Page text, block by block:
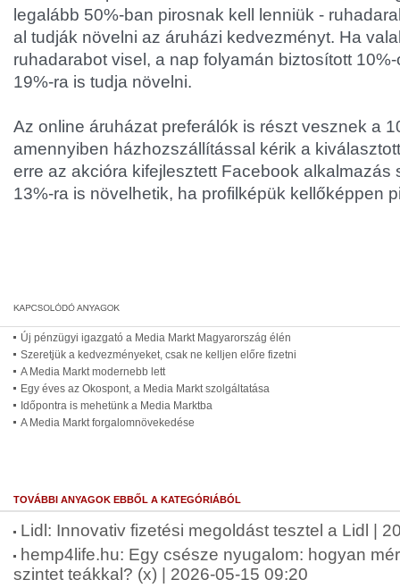
legalább 50%-ban pirosnak kell lenniük -
al tudják növelni az áruházi kedvezményt. Ha
ruhadarabot visel, a nap folyamán biztosított
19%-ra is tudja növelni.
Az online áruházat preferálók is részt vesznek a
amennyiben házhozszállítással kérik a
erre az akcióra kifejlesztett Facebook alkalmazás
13%-ra is növelhetik, ha profilképük kellőképpen
Új pénzügyi igazgató a Media Markt Magyarország élén
Szeretjük a kedvezményeket, csak ne kelljen előre fizetni
A Media Markt modernebb lett
Egy éves az Okospont, a Media Markt szolgáltatása
Időpontra is mehetünk a Media Marktba
A Media Markt forgalomnövekedése
TOVÁBBI ANYAGOK EBBŐL A KATEGÓRIÁBÓL
Lidl: Innovativ fizetési megoldást tesztel a Lidl |
hemp4life.hu: Egy csésze nyugalom: hogyan
szintet teákkal? (x) | 2026-05-15 09:20